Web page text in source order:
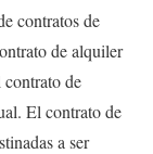
contratos de
de alquiler
de
El contrato de
a ser